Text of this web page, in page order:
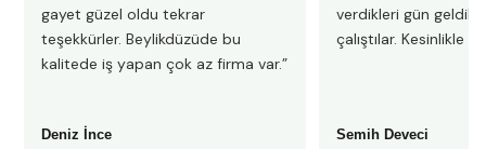
gayet güzel oldu tekrar
teşekkürler. Beylikdüzüde bu
kalitede iş yapan çok az firma var.”
Deniz İnce
verdikleri gün
çalıştılar. Kesinlikle
Semih Deveci